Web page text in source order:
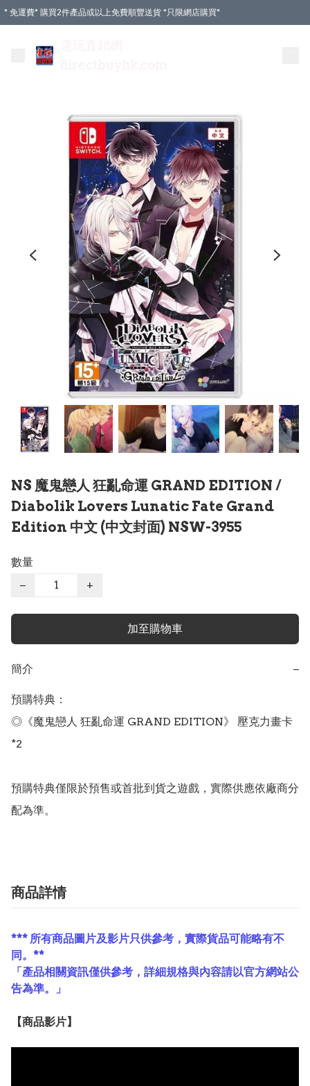
* 免運費* 購買2件產品或以上免費順豐送貨 *只限網店購買*
NS 魔鬼戀人 狂亂命運 GRAND EDITION /
Diabolik Lovers Lunatic Fate Grand
Edition 中文 (中文封面) NSW-3955
數量
−
+
加至購物車
簡介 −
預購特典：
◎《魔鬼戀人 狂亂命運 GRAND EDITION》 壓克力畫卡
*2
預購特典僅限於預售或首批到貨之遊戲，實際供應依廠商分
配為準。
商品詳情
*** 所有商品圖片及影片只供參考，實際貨品可能略有不
同。**
「產品相關資訊僅供參考，詳細規格與內容請以官方網站公
告為準。」
【商品影片】